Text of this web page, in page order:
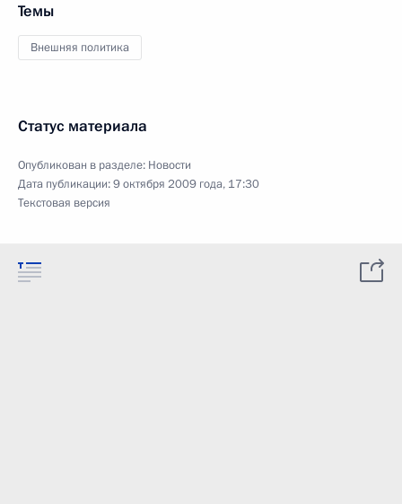
Темы
Внешняя политика
Статус материала
Опубликован в разделе: Новости
Дата публикации:9 октября 2009 года, 17:30
Текстовая версия